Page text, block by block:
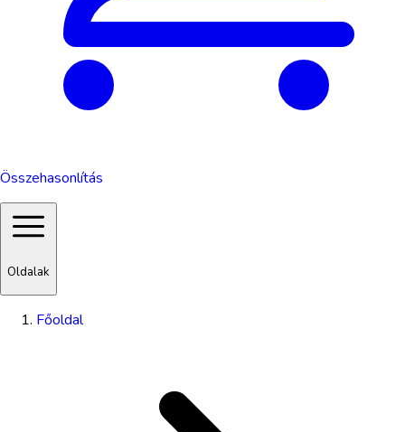
Összehasonlítás
Oldalak
Főoldal